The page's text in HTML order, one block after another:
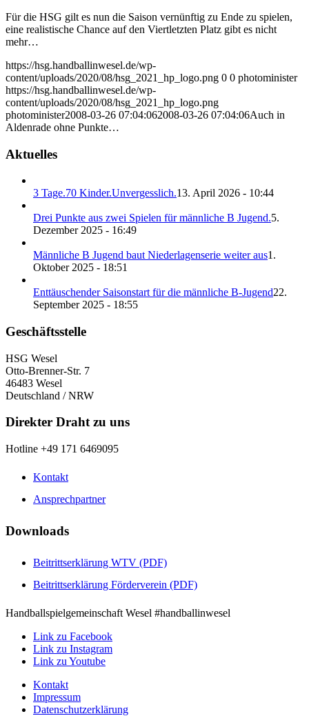
Für die HSG gilt es nun die Saison vernünftig zu Ende zu spielen,
eine realistische Chance auf den Viertletzten Platz gibt es nicht
mehr…
https://hsg.handballinwesel.de/wp-
content/uploads/2020/08/hsg_2021_hp_logo.png 0 0 photominister
https://hsg.handballinwesel.de/wp-
content/uploads/2020/08/hsg_2021_hp_logo.png
photominister2008-03-26 07:04:062008-03-26 07:04:06Auch in
Aldenrade ohne Punkte…
Aktuelles
3 Tage.70 Kinder.Unvergesslich.13. April 2026 - 10:44
Drei Punkte aus zwei Spielen für männliche B Jugend.5.
Dezember 2025 - 16:49
Männliche B Jugend baut Niederlagenserie weiter aus1.
Oktober 2025 - 18:51
Enttäuschender Saisonstart für die männliche B-Jugend22.
September 2025 - 18:55
Geschäftsstelle
HSG Wesel
Otto-Brenner-Str. 7
46483 Wesel
Deutschland / NRW
Direkter Draht zu uns
Hotline +49 171 6469095
Kontakt
Ansprechpartner
Downloads
Beitrittserklärung WTV (PDF)
Beitrittserklärung Förderverein (PDF)
Handballspielgemeinschaft Wesel #handballinwesel
Link zu Facebook
Link zu Instagram
Link zu Youtube
Kontakt
Impressum
Datenschutzerklärung